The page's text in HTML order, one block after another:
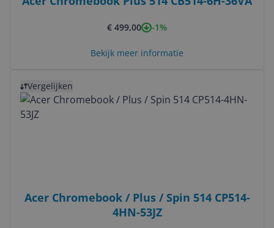
€ 499,00 -1%
Bekijk meer informatie
Vergelijken
Acer Chromebook / Plus / Spin 514 CP514-
4HN-53JZ